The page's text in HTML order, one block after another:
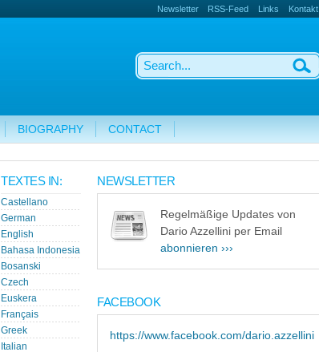
Newsletter RSS-Feed Links Kontakt
BIOGRAPHY CONTACT
TEXTES IN:
Castellano
German
English
Bahasa Indonesia
Bosanski
Czech
Euskera
Français
Greek
Italian
NEWSLETTER
Regelmäßige Updates von
Dario Azzellini per Email
abonnieren ›››
FACEBOOK
https://www.facebook.com/dario.azzellini